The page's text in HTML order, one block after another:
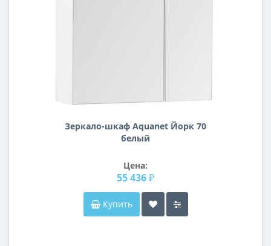
Зеркало-шкаф Aquanet Йорк 70
белый
Цена:
55 436 ₽
Купить